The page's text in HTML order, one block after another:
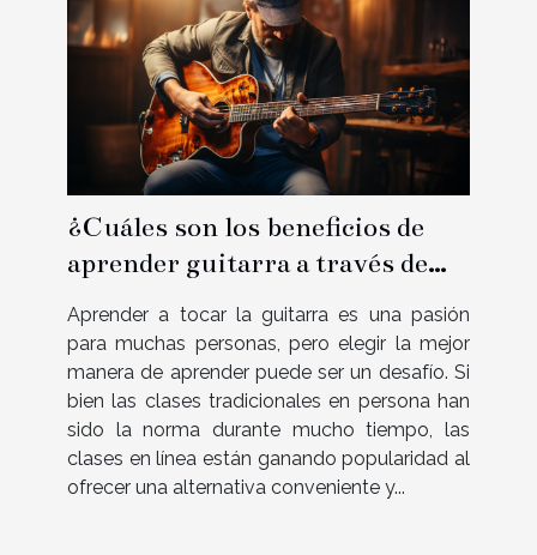
¿Cuáles son los beneficios de
aprender guitarra a través de
lecciones en línea en
comparación con las lecciones
presenciales tradicionales ?
Aprender a tocar la guitarra es una pasión
para muchas personas, pero elegir la mejor
manera de aprender puede ser un desafío. Si
bien las clases tradicionales en persona han
sido la norma durante mucho tiempo, las
clases en línea están ganando popularidad al
ofrecer una alternativa conveniente y...